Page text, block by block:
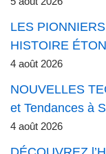
LES
HISTOIRE
4 août 2026
NOUVELLES
et Tendances à
4 août 2026